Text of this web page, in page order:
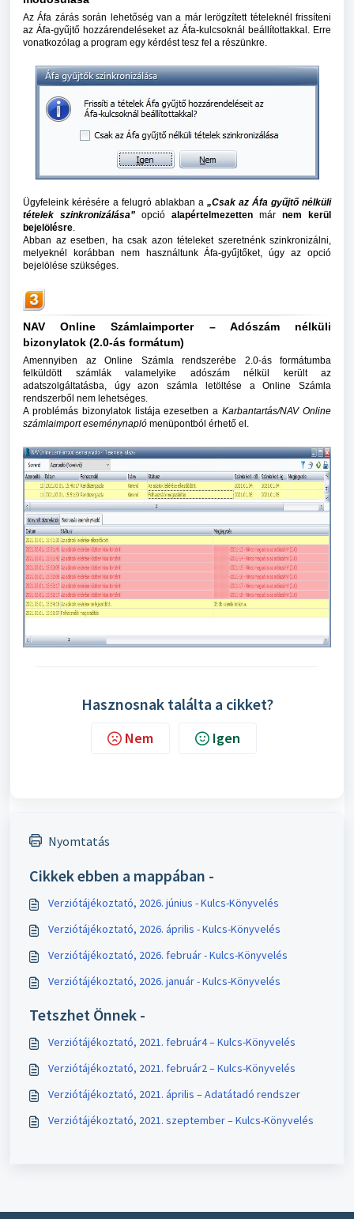
Az Áfa zárás során lehetőség van a már lerögzített tételeknél frissíteni
az Áfa-gyűjtő hozzárendeléseket az Áfa-kulcsoknál beállítottakkal. Erre
vonatkozólag a program egy kérdést tesz fel a részünkre.
Ügyfeleink kérésére a felugró ablakban a „Csak az Áfa gyűjtő nélküli
tételek szinkronizálása” opció alapértelmezetten már nem kerül
bejelölésre
Abban az esetben, ha csak azon tételeket szeretnénk szinkronizálni,
melyeknél korábban nem használtunk Áfa-gyűjtőket, úgy az opció
bejelölése szükséges.
NAV Online Számlaimporter – Adószám nélküli
bizonylatok (2.0-ás formátum)
Amennyiben az Online Számla rendszerébe 2.0-ás formátumba
felküldött számlák valamelyike adószám nélkül került az
adatszolgáltatásba, úgy azon számla letöltése a Online Számla
rendszerből nem lehetséges.
A problémás bizonylatok listája ezesetben aKarbantartás/NAV Online
számlaimport eseménynapló menüpontból érhető el.
Hasznosnak találta a cikket?
Nem Igen
Nyomtatás
Cikkek ebben a mappában -
Verziótájékoztató, 2026. június - Kulcs-Könyvelés
Verziótájékoztató, 2026. április - Kulcs-Könyvelés
Verziótájékoztató, 2026. február - Kulcs-Könyvelés
Verziótájékoztató, 2026. január - Kulcs-Könyvelés
Tetszhet Önnek -
Verziótájékoztató, 2021. február4 – Kulcs-Könyvelés
Verziótájékoztató, 2021. február2 – Kulcs-Könyvelés
Verziótájékoztató, 2021. április – Adatátadó rendszer
Verziótájékoztató, 2021. szeptember – Kulcs-Könyvelés